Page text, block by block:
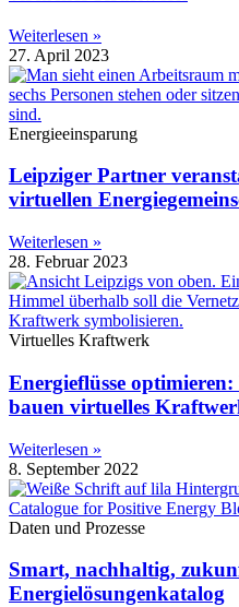
Weiterlesen »
27. April 2023
Energieeinsparung
Leipziger Partner
virtuellen
Weiterlesen »
28. Februar 2023
Virtuelles Kraftwerk
Energieflüsse
bauen virtuelles
Weiterlesen »
8. September 2022
Daten und Prozesse
Smart, nachhaltig,
Energielösungenkatalog